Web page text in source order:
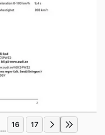
... 16 17